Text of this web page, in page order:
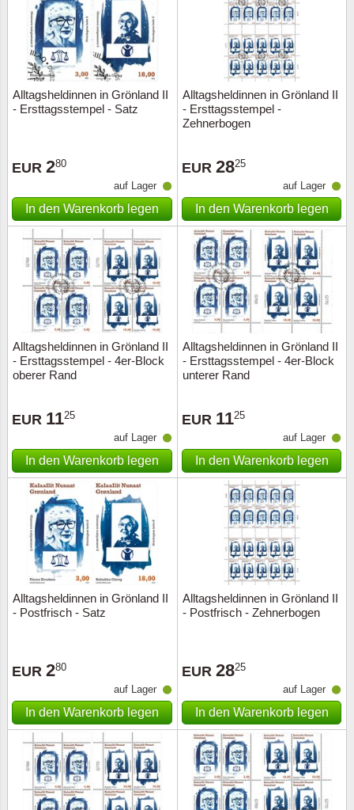
Alltagsheldinnen in Grönland II
- Ersttagsstempel - Satz
EUR 280
auf Lager
In den Warenkorb legen
Alltagsheldinnen in Grönland II
- Ersttagsstempel -
Zehnerbogen
EUR 2825
auf Lager
In den Warenkorb legen
Alltagsheldinnen in Grönland II
- Ersttagsstempel - 4er-Block
oberer Rand
EUR 1125
auf Lager
In den Warenkorb legen
Alltagsheldinnen in Grönland II
- Ersttagsstempel - 4er-Block
unterer Rand
EUR 1125
auf Lager
In den Warenkorb legen
Alltagsheldinnen in Grönland II
- Postfrisch - Satz
EUR 280
auf Lager
In den Warenkorb legen
Alltagsheldinnen in Grönland II
- Postfrisch - Zehnerbogen
EUR 2825
auf Lager
In den Warenkorb legen